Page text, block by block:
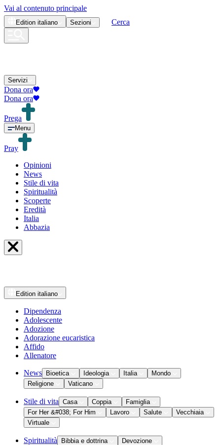
Vai al contenuto principale
Edition italiano Sezioni Cerca
Servizi
Dona ora
Dona ora
Prega
Menu
Pray
Opinioni
News
Stile di vita
Spiritualità
Scoperte
Eredità
Italia
Abbazia
Edition italiano
Dipendenza
Adolescente
Adozione
Adorazione eucaristica
Affido
Allenatore
News Bioetica Ideologia Italia
Mondo
Religione
Vaticano
Stile di vita Casa Coppia
Famiglia
For Her &#038; For Him
Lavoro Salute
Vecchiaia
Virtuale
Spiritualità Bibbia e dottrina
Devozione